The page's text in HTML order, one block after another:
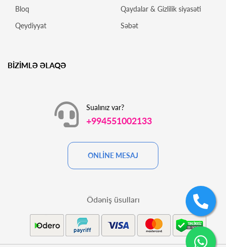
Bloq
Qeydiyyat
Qaydalar & Gizlilik siyasəti
Səbət
BİZİMLƏ ƏLAQƏ
Sualınız var?
+994551002133
ONLİNE MESAJ
Ödəniş üsulları